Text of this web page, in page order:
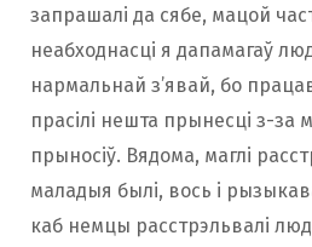
запрашалі да сябе, мацой
неабходнасці я дапамагаў
нармальнай з’явай, бо
прасілі нешта прынесці з-за
прыносіў. Вядома, маглі
маладыя былі, вось і
каб немцы расстрэльвалі